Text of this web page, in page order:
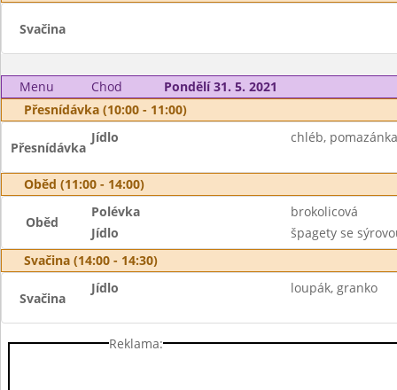
Svačina
Menu Chod
Pondělí 31. 5. 2021
Přesnídávka (10:00 - 11:00)
Přesnídávka
Jídlo chléb,
Oběd (11:00 - 14:00)
Oběd
Polévka
brokolicová
Jídlo
špagety se
Svačina (14:00 - 14:30)
Svačina
Jídlo loupák, granko
Reklama: